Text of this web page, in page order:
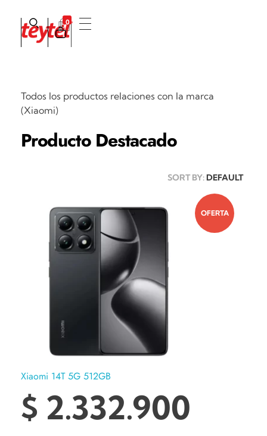
0
Todos los productos relaciones con la marca
(Xiaomi)
Producto Destacado
SORT BY:DEFAULT
Xiaomi 14T 5G 512GB
$ 2.332.900
OFERTA